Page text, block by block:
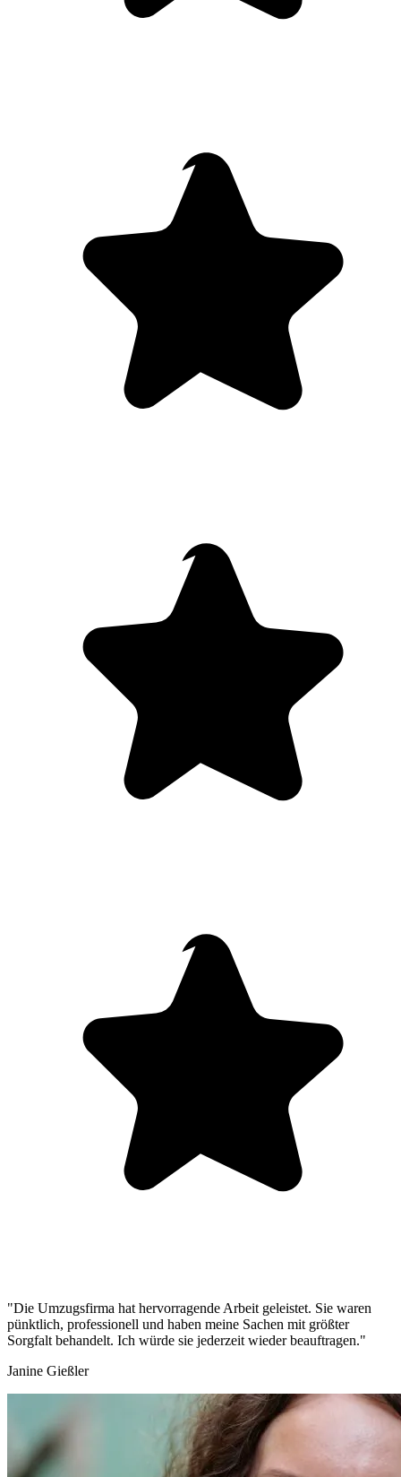
"Die Umzugsfirma hat hervorragende Arbeit geleistet. Sie waren
pünktlich, professionell und haben meine Sachen mit größter
Sorgfalt behandelt. Ich würde sie jederzeit wieder beauftragen."
Janine Gießler